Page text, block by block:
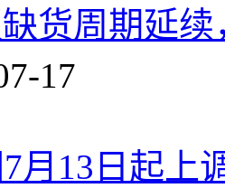
货周期延
17
月13日起上